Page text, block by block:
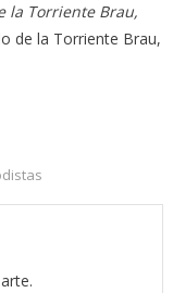
la Torriente Brau,
de la Torriente Brau,